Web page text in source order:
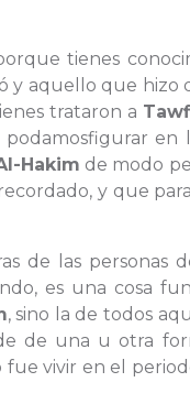
tienes
y aquello que
trataron a
Hakim de modo
y que
de las personas
es una cosa
, sino la de todos
de una u otra
vivir en el